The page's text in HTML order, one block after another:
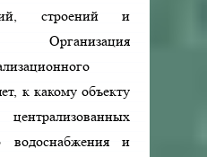
строений и
Организация
к какому объекту
водоснабжения и